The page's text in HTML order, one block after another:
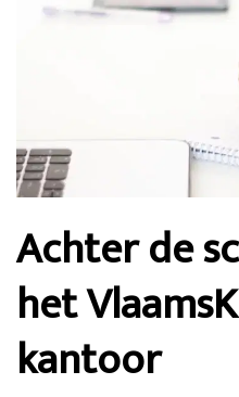
Achter de
het
kantoor